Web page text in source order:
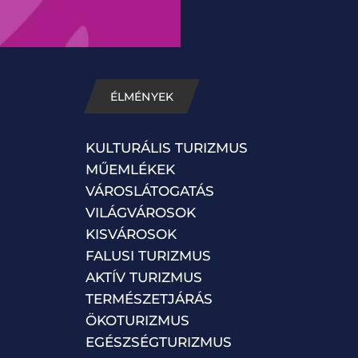
ÉLMÉNYEK
KULTURÁLIS TURIZMUS
MŰEMLÉKEK
VÁROSLÁTOGATÁS
VILÁGVÁROSOK
KISVÁROSOK
FALUSI TURIZMUS
AKTÍV TURIZMUS
TERMÉSZETJÁRÁS
ÖKOTURIZMUS
EGÉSZSÉGTURIZMUS